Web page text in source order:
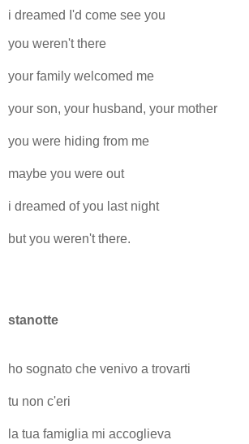
i dreamed I'd come see you
you weren't there
your family welcomed me
your son, your husband, your mother
you were hiding from me
maybe you were out
i dreamed of you last night
but you weren't there.
stanotte
ho sognato che venivo a trovarti
tu non c'eri
la tua famiglia mi accoglieva